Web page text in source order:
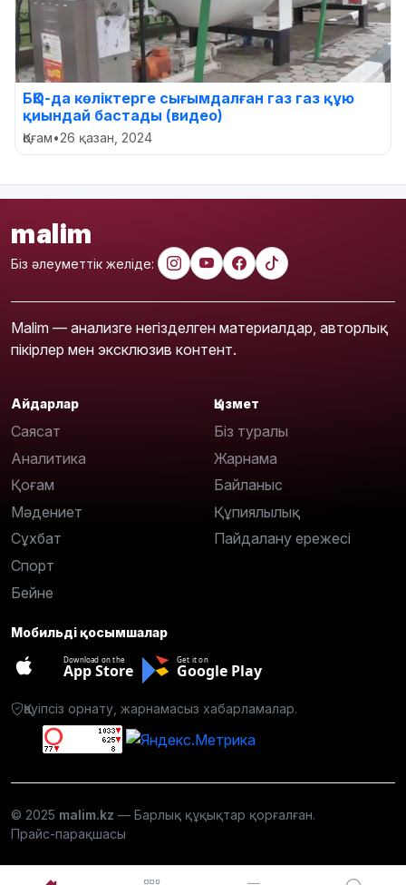
БҚО-да көліктерге сығымдалған газ газ құю
қиындай бастады (видео)
Қоғам•26 қазан, 2024
malim
Біз әлеуметтік желіде:
Malim — анализге негізделген материалдар, авторлық
пікірлер мен эксклюзив контент.
Айдарлар
Саясат
Аналитика
Қоғам
Мәдениет
Сұхбат
Спорт
Бейне
Қызмет
Біз туралы
Жарнама
Байланыс
Құпиялылық
Пайдалану ережесі
Мобильді қосымшалар
Download on the
App Store
Get it on
Google Play
Қауіпсіз орнату, жарнамасыз хабарламалар.
© 2025 malim.kz — Барлық құқықтар қорғалған.
Прайс-парақшасы